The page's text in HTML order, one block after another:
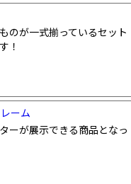
のが一式揃っているセット
！
ーム
ーが展示できる商品となっ